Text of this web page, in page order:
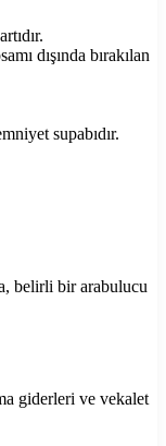
dışında bırakılan
supabıdır.
belirli bir arabulucu
giderleri ve vekalet